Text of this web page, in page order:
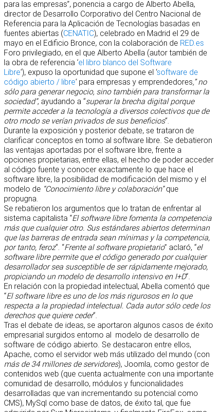
para las empresas”, ponencia a cargo de Alberto Abella,
director de Desarrollo Corporativo del Centro Nacional de
Referencia para la Aplicación de Tecnologías basadas en
fuentes abiertas (CENATIC), celebrado en Madrid el 29 de
mayo en el Edificio Bronce, con la colaboración de RED.es
Foro privilegiado, en el que Alberto Abella (autor también de
la obra de referencia ‘el libro blanco del Software
Libre‘), expuso la oportunidad que supone el ‘software de
código abierto / libre‘ para empresas y emprendedores,” no
sólo para generar negocio, sino también para transformar la
sociedad”, ayudando a “superar la brecha digital porque
permite acceder a la tecnología a diversos colectivos que de
otro modo se verían privados de sus beneficios“.
Durante la exposición y posterior debate, se trataron de
clarificar conceptos en torno al software libre. Se debatieron
las ventajas aportadas por el software libre, frente a
opciones propietarias, entre ellas, el hecho de poder acceder
al código fuente y conocer exactamente lo que hace el
software libre, la posibilidad de modificación del mismo y el
modelo de “Conocimiento libre y colaboración”que
propugna.
Se rebatieron los argumentos que lo tratan de enfrentar al
sistema capitalista “El software libre fomenta la competencia
más que cualquier otro. Sus estándares abiertos determinan
que las barreras de entrada sean mínimas y la competencia,
por tanto, feroz“. “Frente al software propietario” aclaró, “el
software libre permite que el código generado por cualquier
desarrollador sea susceptible de ser rápidamente mejorado,
propiciando un modelo de desarrollo intensivo en I+D“.
En relación con la propiedad intelectual, Abella comentó que
“El software libre es uno de los más rigurosos en lo que
respecta a la propiedad intelectual. Cada autor sólo cede los
derechos que quiere ceder“.
Tras el debate de ideas, se aportaron algunos casos de éxito
empresarial surgidos entorno al modelo de desarrollo de
software de código abierto. Se destacaron entre ellos,
Apache, como el servidor web más utilizado del mundo (con
más de 34 millones de servidores), Joomla, como gestor de
contenidos web (que cuenta actualmente con una importante
comunidad de desarrollo, módulos y funcionalidades
desarrolladas que van incrementando su potencial como
CMS), MySql como base de datos, de éxito tal, que fue